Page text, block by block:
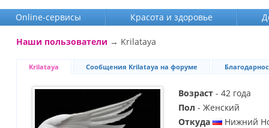
Online-cервисы Красота и здоровье
Наши пользователи → Krilataya
Krilataya Сообщения Krilataya на форуме
Возраст - 42 года
Пол - Женский
Откуда
Нижний